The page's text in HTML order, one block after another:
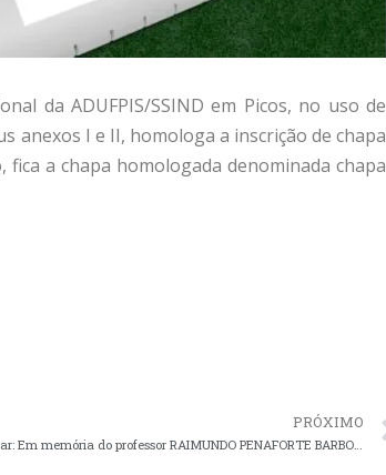
da ADUFPIS/SSIND em Picos, no uso de
anexos I e II, homologa a inscrição de chapa
a chapa homologada denominada chapa
PRÓXIMO
Nota de Pesar: Em memória do professor RAIMUNDO PENAFORTE BARBOSA DE SIQUEIRA